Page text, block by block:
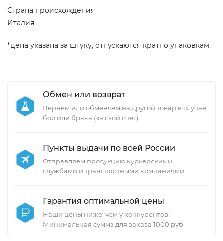
Страна происхождения
Италия
*цена указана за штуку, отпускаются кратно упаковкам.
Обмен или возврат
Вернем или обменяем на другой товар в случае
боя или брака (за свой счет).
Пункты выдачи по всей России
Отправляем продукцию курьерскими
службами и транспортными компаниями.
Гарантия оптимальной цены
Наши цены ниже, чем у конкурентов!
Минимальная сумма для заказа 1000 руб.